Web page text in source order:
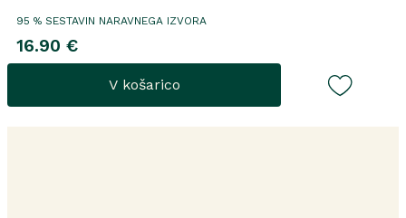
95 % SESTAVIN NARAVNEGA IZVORA
16.90 €
V košarico